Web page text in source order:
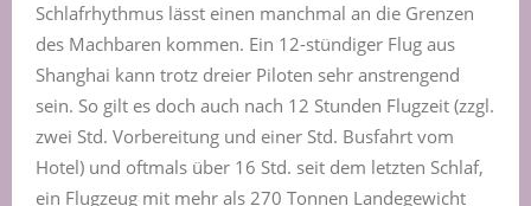
Schlafrhythmus lässt einen manchmal an die Grenzen
des Machbaren kommen. Ein 12-stündiger Flug aus
Shanghai kann trotz dreier Piloten sehr anstrengend
sein. So gilt es doch auch nach 12 Stunden Flugzeit (zzgl.
zwei Std. Vorbereitung und einer Std. Busfahrt vom
Hotel) und oftmals über 16 Std. seit dem letzten Schlaf,
ein Flugzeug mit mehr als 270 Tonnen Landegewicht